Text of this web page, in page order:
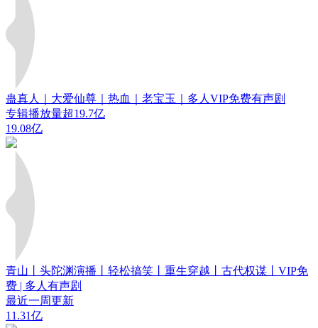
蛊真人｜大爱仙尊｜热血｜老宝玉｜多人VIP免费有声剧
专辑播放量超19.7亿
19.08亿
青山丨头陀渊演播丨轻松搞笑丨重生穿越丨古代权谋丨VIP免
费 | 多人有声剧
最近一周更新
11.31亿